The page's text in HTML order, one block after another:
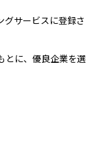
討、
グサービスに登録さ
とに、優良企業を選